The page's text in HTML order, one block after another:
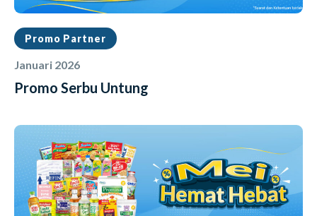
Promo Partner
Januari 2026
Promo Serbu Untung